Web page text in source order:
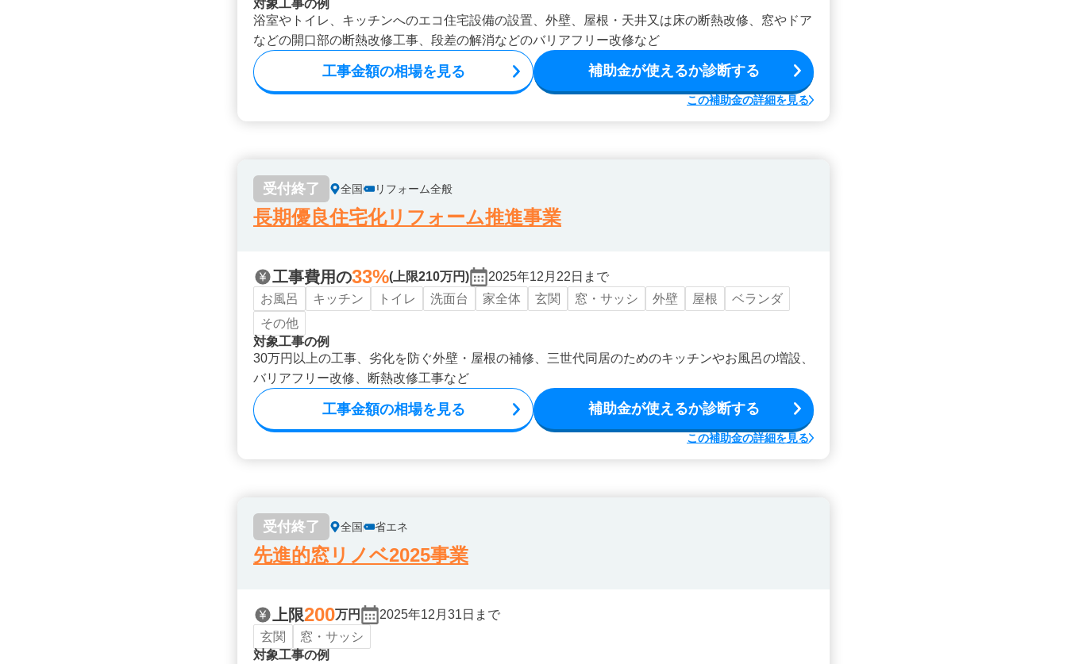
対象工事の例
浴室やトイレ、キッチンへのエコ住宅設備の設置、外壁、屋根・天井又は床の断熱改修、窓やドア
などの開口部の断熱改修工事、段差の解消などのバリアフリー改修など
工事金額の相場を見る 補助金が使えるか診断する
この補助金の詳細を見る
受付終了 全国 リフォーム全般
長期優良住宅化リフォーム推進事業
工事費用の33%(上限210万円)
2025年12月22日まで
お風呂
キッチン トイレ 洗面台 家全体 玄関 窓・サッシ 外壁 屋根
ベランダ
その他
対象工事の例
30万円以上の工事、劣化を防ぐ外壁・屋根の補修、三世代同居のためのキッチンやお風呂の増設、
バリアフリー改修、断熱改修工事など
工事金額の相場を見る 補助金が使えるか診断する
この補助金の詳細を見る
受付終了 全国 省エネ
先進的窓リノベ2025事業
上限200万円
2025年12月31日まで
玄関
窓・サッシ
対象工事の例